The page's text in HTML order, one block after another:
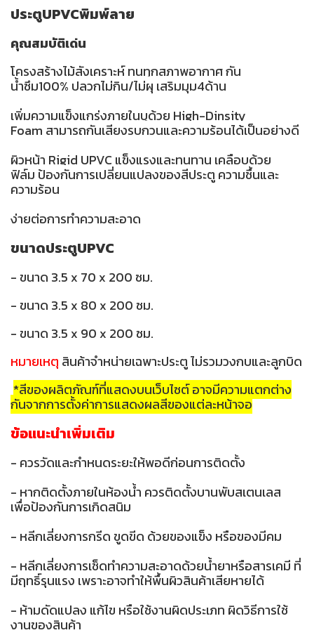
ประตูUPVCพิมพ์ลาย
คุณสมบัติเด่น
โครงสร้างไม้สังเคราะห์ ทนทุกสภาพอากาศ กัน
น้ำซึม100% ปลวกไม่กิน/ไม่ผุ เสริมมุม4ด้าน
เพิ่มความแข็งแกร่งภายในบุด้วย High-Dinsity
Foam สามารถกันเสียงรบกวนและความร้อนได้เป็นอย่างดี
ผิวหน้า Rigid UPVC แข็งแรงและทนทาน เคลือบด้วย
ฟิล์ม ป้องกันการเปลี่ยนแปลงของสีประตู ความชื้นและ
ความร้อน
ง่ายต่อการทำความสะอาด
ขนาดประตูUPVC
- ขนาด 3.5 x 70 x 200 ซม.
- ขนาด 3.5 x 80 x 200 ซม.
- ขนาด 3.5 x 90 x 200 ซม.
หมายเหตุ สินค้าจำหน่ายเฉพาะประตู ไม่รวมวงกบและลูกบิด
*สีของผลิตภัณฑ์ที่แสดงบนเว็บไซต์ อาจมีความแตกต่าง
กันจากการตั้งค่าการแสดงผลสีของแต่ละหน้าจอ
ข้อแนะนำเพิ่มเติม
- ควรวัดและกำหนดระยะให้พอดีก่อนการติดตั้ง
- หากติดตั้งภายในห้องน้ำ ควรติดตั้งบานพับสเตนเลส
เพื่อป้องกันการเกิดสนิม
- หลีกเลี่ยงการกรีด ขูดขีด ด้วยของแข็ง หรือของมีคม
- หลีกเลี่ยงการเช็ดทำความสะอาดด้วยน้ำยาหรือสารเคมี ที่
มีฤทธิ์รุนแรง เพราะอาจทำให้พื้นผิวสินค้าเสียหายได้
- ห้ามดัดแปลง แก้ไข หรือใช้งานผิดประเภท ผิดวิธีการใช้
งานของสินค้า